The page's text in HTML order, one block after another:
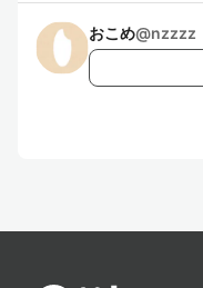
おこめ@nzzzz